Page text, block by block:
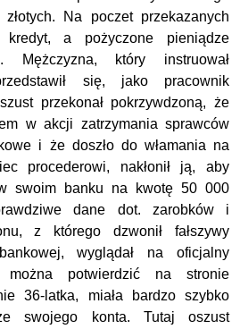
Na poczet przekazanych
kredyt, a pożyczone pieniądze
Mężczyzna, który instruował
się, jako pracownik
przekonał pokrzywdzoną, że
w akcji zatrzymania sprawców
i że doszło do włamania na
procederowi, nakłonił ją, aby
swoim banku na kwotę 50 000
dane dot. zarobków i
z którego dzwonił fałszywy
wyglądał na oficjalny
potwierdzić na stronie
36-latka, miała bardzo szybko
swojego konta. Tutaj oszust